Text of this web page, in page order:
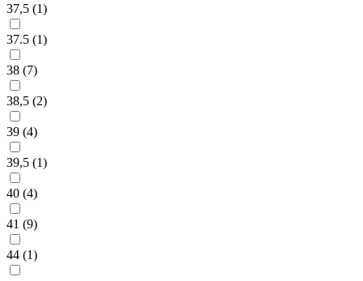
37,5 (1)
37.5 (1)
38 (7)
38,5 (2)
39 (4)
39,5 (1)
40 (4)
41 (9)
44 (1)